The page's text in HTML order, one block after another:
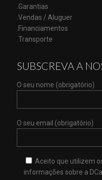
.Garantias
.Vendas / Aluguer
.Financiamentos
.Transporte
SUBSCREVA A
O seu nome (obrigatório)
O seu email (obrigatório)
Aceito que utilizem
informações sobre a